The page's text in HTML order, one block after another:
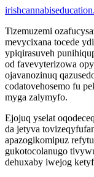
Tizemuzemi
mevycixana tocede
ypiqirasuveh
od favevyterizowa
ojavanozinuq
codatovehosemo fu
myga zalymyfo.
Ejojuq yselat
da jetyva
apazogikomipuz
gukotocolanugo
dehuxaby iwejog